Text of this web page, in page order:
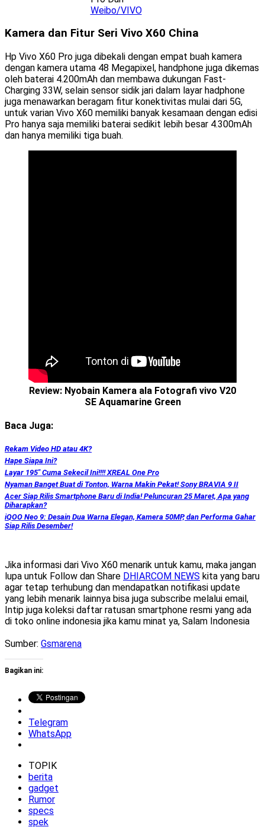
Weibo/VIVO
Kamera dan Fitur Seri Vivo X60 China
Hp Vivo X60 Pro juga dibekali dengan empat buah kamera
dengan kamera utama 48 Megapixel, handphone juga dikemas
oleh baterai 4.200mAh dan membawa dukungan Fast-
Charging 33W, selain sensor sidik jari dalam layar hadphone
juga menawarkan beragam fitur konektivitas mulai dari 5G,
untuk varian Vivo X60 memiliki banyak kesamaan dengan edisi
Pro hanya saja memiliki baterai sedikit lebih besar 4.300mAh
dan hanya memiliki tiga buah.
Review: Nyobain Kamera ala Fotografi vivo V20
SE Aquamarine Green
Baca Juga:
Rekam Video HD atau 4K?
Hape Siapa Ini?
Layar 195″ Cuma Sekecil Ini!!!! XREAL One Pro
Nyaman Banget Buat di Tonton, Warna Makin Pekat! Sony BRAVIA 9 II
Acer Siap Rilis Smartphone Baru di India! Peluncuran 25 Maret, Apa yang
Diharapkan?
iQOO Neo 9: Desain Dua Warna Elegan, Kamera 50MP, dan Performa Gahar
Siap Rilis Desember!
Jika informasi dari Vivo X60 menarik untuk kamu, maka jangan
lupa untuk Follow dan Share DHIARCOM NEWS kita yang baru
agar tetap terhubung dan mendapatkan notifikasi update
yang lebih menarik lainnya bisa juga subscribe melalui email,
Intip juga koleksi daftar ratusan smartphone resmi yang ada
di toko online indonesia jika kamu minat ya, Salam Indonesia
Sumber: Gsmarena
Bagikan ini:
Telegram
WhatsApp
TOPIK
berita
gadget
Rumor
specs
spek